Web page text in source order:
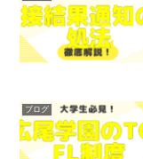
ブログ